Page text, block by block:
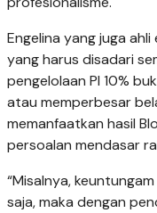
Engelina yang juga
yang harus disadari
pengelolaan PI 10%
atau memperbesar
memanfaatkan hasil
persoalan mendasar
“Misalnya,
saja, maka dengan